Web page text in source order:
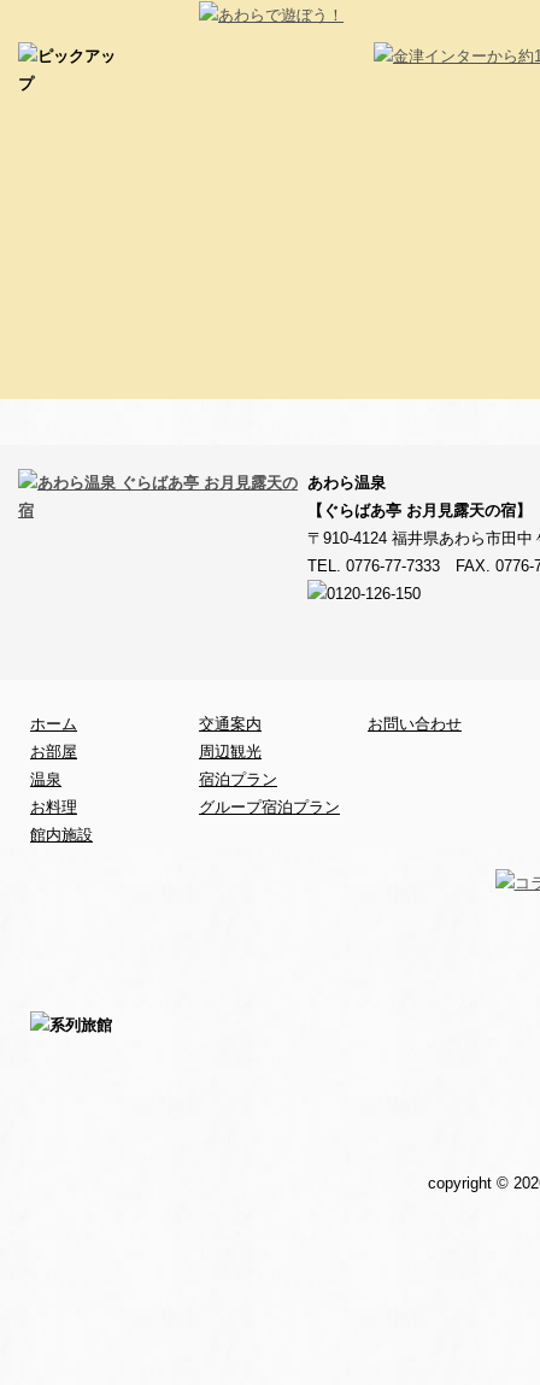
あわら温泉
【ぐらばあ亭 お月見露天の宿】
〒910-4124 福井県あわら市田中
TEL. 0776-77-7333 FAX. 0776-
ホーム
お部屋
温泉
お料理
館内施設
交通案内
周辺観光
宿泊プラン
グループ宿泊プラン
お問い合わせ
copyright ©